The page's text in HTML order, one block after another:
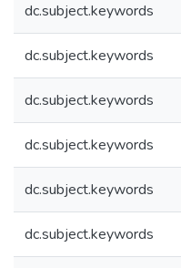
dc.subject.keywords
dc.subject.keywords
dc.subject.keywords
dc.subject.keywords
dc.subject.keywords
dc.subject.keywords